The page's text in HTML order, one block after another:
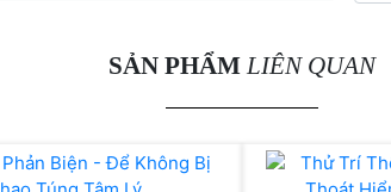
SẢN PHẨM LIÊN QUAN